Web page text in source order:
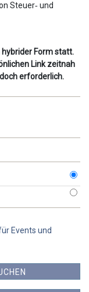
Steuer‐ und
Form statt.
Link zeitnah
erforderlich.
Events und